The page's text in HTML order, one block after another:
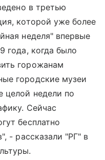
в третью
которой уже более
неделя" впервые
года, когда было
горожанам
городские музеи
целой недели по
Сейчас
бесплатно
- рассказали "РГ" в